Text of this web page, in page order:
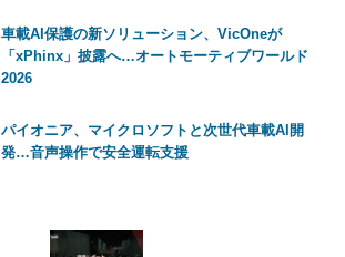
車載AI保護の新ソリューション、VicOneが
「xPhinx」披露へ…オートモーティブワールド
2026
パイオニア、マイクロソフトと次世代車載AI開
発…音声操作で安全運転支援